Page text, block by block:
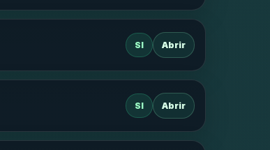
SI Abrir
SI Abrir